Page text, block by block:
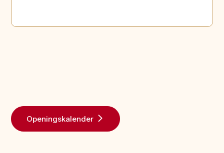
Openingskalender